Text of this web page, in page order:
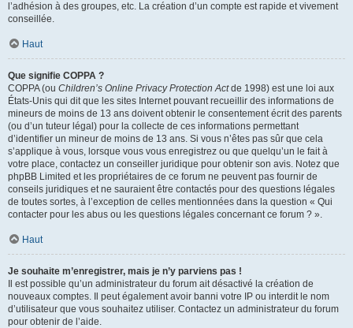
l’adhésion à des groupes, etc. La création d’un compte est rapide et vivement
conseillée.
Haut
Que signifie COPPA ?
COPPA (ou Children’s Online Privacy Protection Actde 1998) est une loi aux
États-Unis qui dit que les sites Internet pouvant recueillir des informations de
mineurs de moins de 13 ans doivent obtenir le consentement écrit des parents
(ou d’un tuteur légal) pour la collecte de ces informations permettant
d’identifier un mineur de moins de 13 ans. Si vous n’êtes pas sûr que cela
s’applique à vous, lorsque vous vous enregistrez ou que quelqu’un le fait à
votre place, contactez un conseiller juridique pour obtenir son avis. Notez que
phpBB Limited et les propriétaires de ce forum ne peuvent pas fournir de
conseils juridiques et ne sauraient être contactés pour des questions légales
de toutes sortes, à l’exception de celles mentionnées dans la question « Qui
contacter pour les abus ou les questions légales concernant ce forum ? ».
Haut
Je souhaite m’enregistrer, mais je n’y parviens pas !
Il est possible qu’un administrateur du forum ait désactivé la création de
nouveaux comptes. Il peut également avoir banni votre IP ou interdit le nom
d’utilisateur que vous souhaitez utiliser. Contactez un administrateur du forum
pour obtenir de l’aide.